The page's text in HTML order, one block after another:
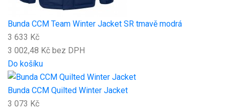
Bunda CCM Team Winter Jacket SR tmavě modrá
3 633 Kč
3 002,48 Kč bez DPH
Do košíku
Bunda CCM Quilted Winter Jacket
3 073 Kč